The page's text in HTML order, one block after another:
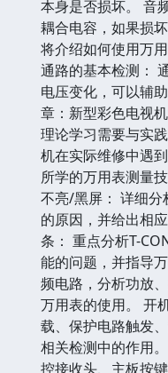
本身是否损坏。 音
耦合电容，如果损
将介绍如何使用万
通路的基本检测：
电压变化，可以辅
章：新型彩色电视
理论学习需要与实
机在实际维修中遇
所学的万用表测量
不亮/黑屏： 详细
的原因，并给出相
条： 重点分析T-
能的问题，并指导
频电路，分析功放
万用表的使用。 开
载、保护电路触发
相关检测中的作用
控接收头、主板按